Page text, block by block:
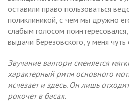
оставили право пользоваться
поликлиникой, с чем мы дружно
слабым голосом
выдачи Березовского, у меня
Звучание валторн сменяется
характерный ритм основного
исчезает и здесь. Он лишь
рокочет в басах.